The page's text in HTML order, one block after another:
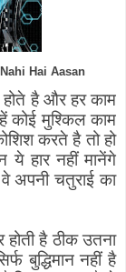
Hai Aasan
होते है और हर काम
कोई मुश्किल काम
करते है तो हो
ये हार नहीं मानेंगे
अपनी चतुराई का
है ठीक उतना
बुद्धिमान नहीं है